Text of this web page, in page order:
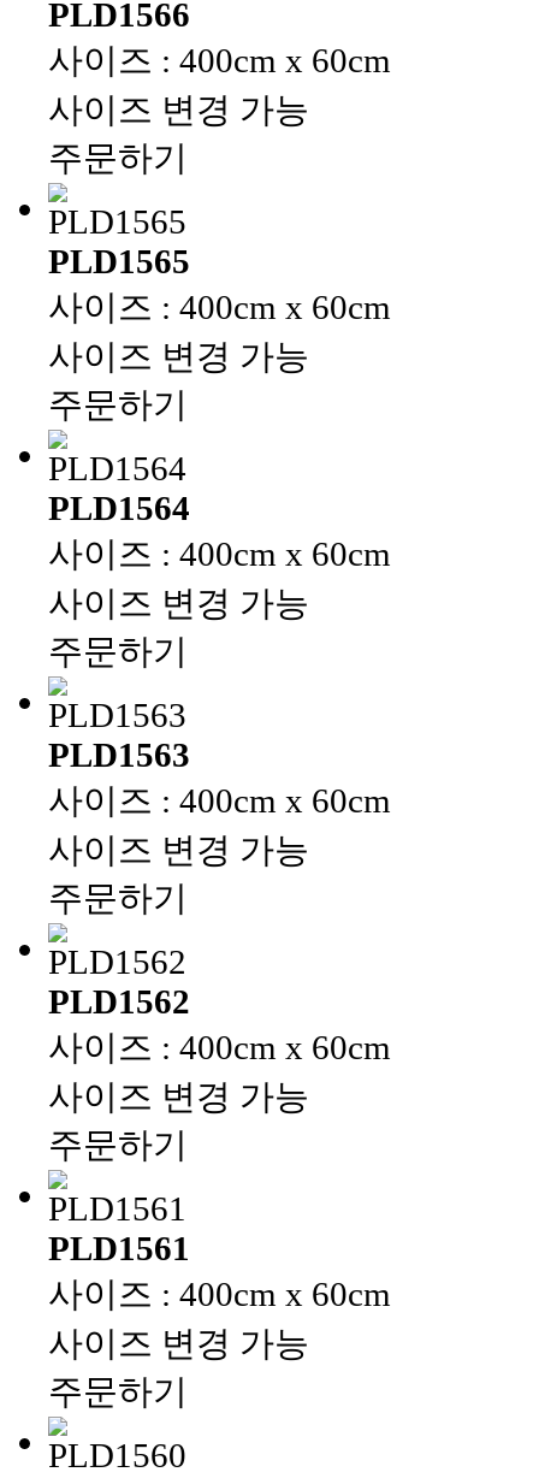
PLD1566
사이즈 : 400cm x 60cm
사이즈 변경 가능
주문하기
PLD1565
사이즈 : 400cm x 60cm
사이즈 변경 가능
주문하기
PLD1564
사이즈 : 400cm x 60cm
사이즈 변경 가능
주문하기
PLD1563
사이즈 : 400cm x 60cm
사이즈 변경 가능
주문하기
PLD1562
사이즈 : 400cm x 60cm
사이즈 변경 가능
주문하기
PLD1561
사이즈 : 400cm x 60cm
사이즈 변경 가능
주문하기